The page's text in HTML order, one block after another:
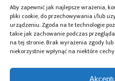
Aby zapewnić jak najlepsze wrażenia,
pliki cookie, do przechowywania i/lub
urządzeniu. Zgoda na te technologie
takie jak zachowanie podczas
na tej stronie. Brak wyrażenia zgody
niekorzystnie wpłynąć na niektóre
Tagi:DRAM,Flash,HBM
Przeczytaj również: